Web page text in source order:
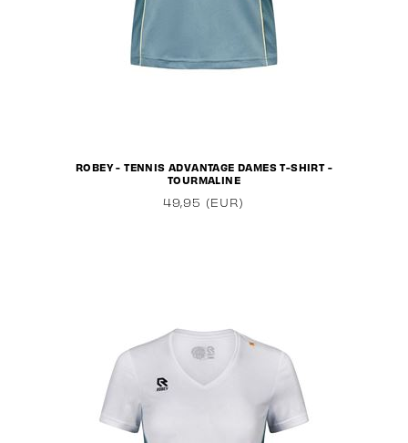
ROBEY - TENNIS ADVANTAGE DAMES T-SHIRT -
TOURMALINE
49,95 (EUR)